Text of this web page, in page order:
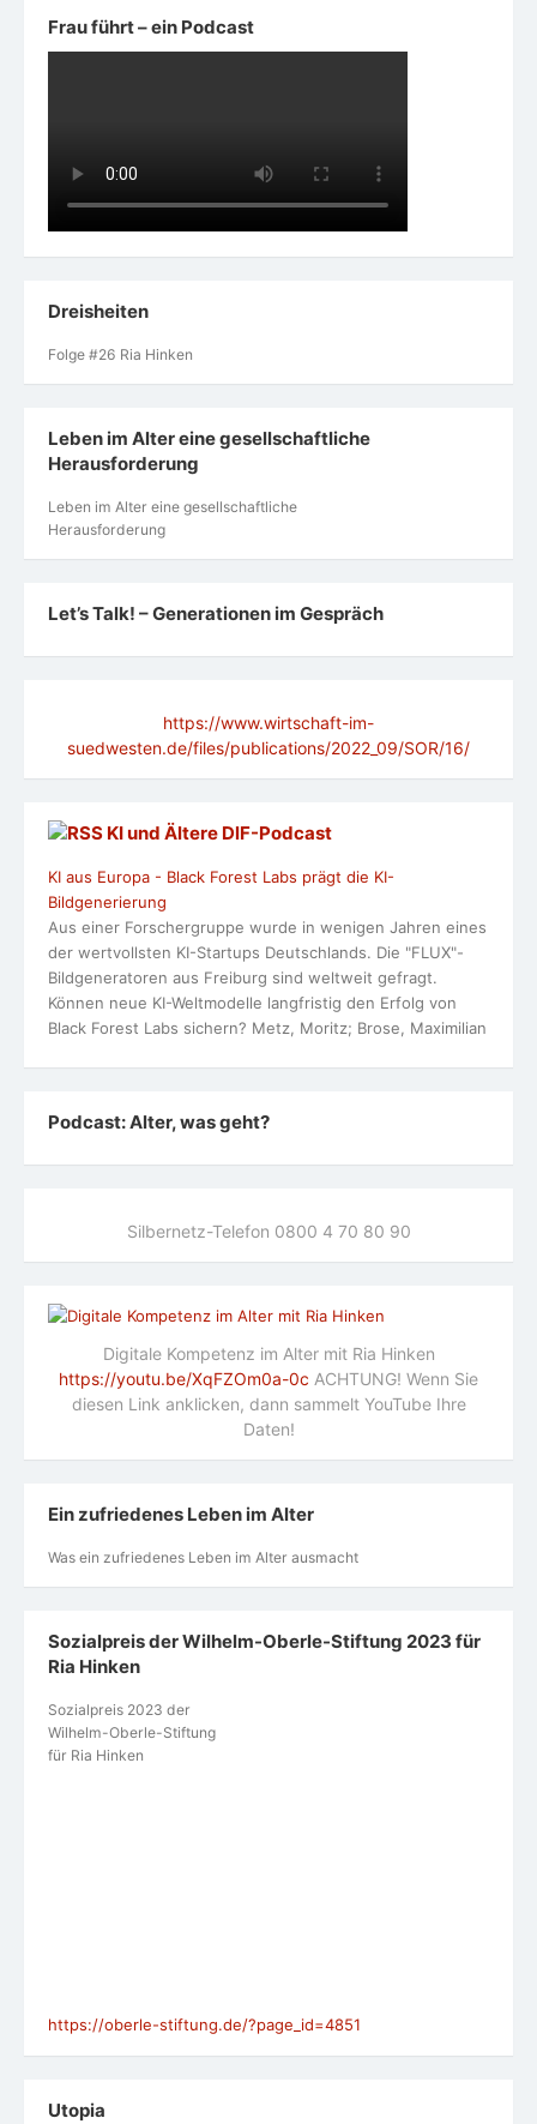
Frau führt – ein Podcast
Dreisheiten
Folge #26 Ria Hinken
Leben im Alter eine gesellschaftliche
Herausforderung
Leben im Alter eine gesellschaftliche
Herausforderung
Let’s Talk! – Generationen im Gespräch
https://www.wirtschaft-im-
suedwesten.de/files/publications/2022_09/SOR/16/
KI und Ältere DlF-Podcast
KI aus Europa - Black Forest Labs prägt die KI-
Bildgenerierung
Aus einer Forschergruppe wurde in wenigen Jahren eines
der wertvollsten KI-Startups Deutschlands. Die "FLUX"-
Bildgeneratoren aus Freiburg sind weltweit gefragt.
Können neue KI-Weltmodelle langfristig den Erfolg von
Black Forest Labs sichern? Metz, Moritz; Brose, Maximilian
Podcast: Alter, was geht?
Silbernetz-Telefon 0800 4 70 80 90
Digitale Kompetenz im Alter mit Ria Hinken
https://youtu.be/XqFZOm0a-0c ACHTUNG! Wenn Sie
diesen Link anklicken, dann sammelt YouTube Ihre
Daten!
Ein zufriedenes Leben im Alter
Was ein zufriedenes Leben im Alter ausmacht
Sozialpreis der Wilhelm-Oberle-Stiftung 2023 für
Ria Hinken
Sozialpreis 2023 der
Wilhelm-Oberle-Stiftung
für Ria Hinken
https://oberle-stiftung.de/?page_id=4851
Utopia